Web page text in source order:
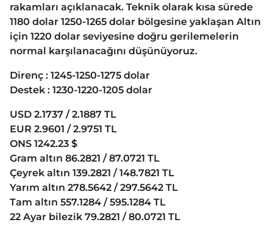
rakamları açıklanacak. Teknik olarak kısa sürede
1180 dolar 1250-1265 dolar bölgesine yaklaşan Altın
için 1220 dolar seviyesine doğru gerilemelerin
normal karşılanacağını düşünüyoruz.
Direnç : 1245-1250-1275 dolar
Destek : 1230-1220-1205 dolar
USD 2.1737 / 2.1887 TL
EUR 2.9601 / 2.9751 TL
ONS 1242.23 $
Gram altın 86.2821 / 87.0721 TL
Çeyrek altın 139.2821 / 148.7821 TL
Yarım altın 278.5642 / 297.5642 TL
Tam altın 557.1284 / 595.1284 TL
22 Ayar bilezik 79.2821 / 80.0721 TL